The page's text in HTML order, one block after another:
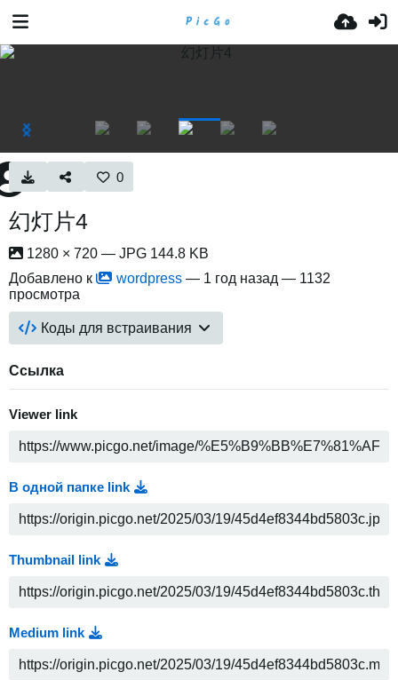
0
幻灯片4
1280 × 720 — JPG 144.8 KB
Добавлено к
wordpress — 1 год назад — 1132
просмотра
Коды для встраивания
Ссылка
Viewer link
В одной папке link
Thumbnail link
Medium link